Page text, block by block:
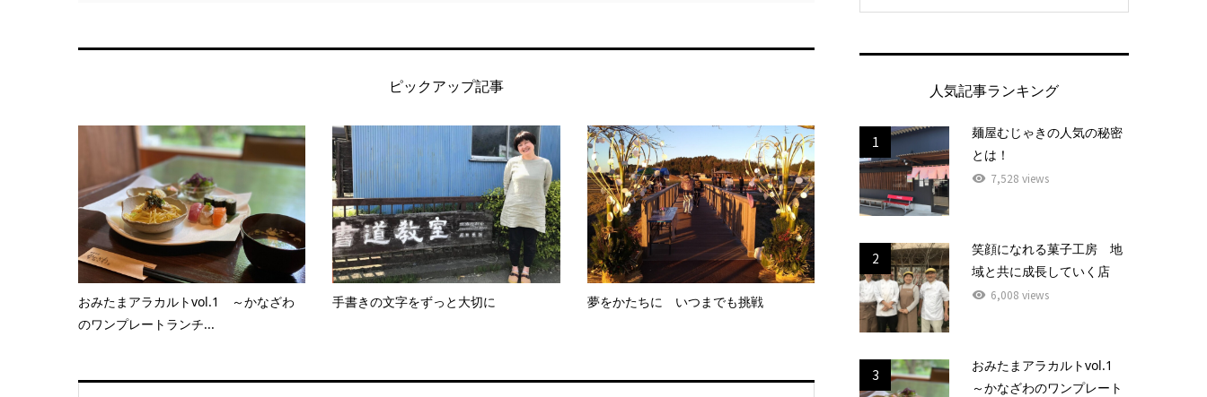
ピックアップ記事
おみたまアラカルトvol.1 ～かなざわ
のワンプレートランチ...
手書きの文字をずっと大切に 夢をかたちに いつまでも挑戦
人気記事ランキング
1
麺屋むじゃきの人気の秘密
とは！
7,528 views
2
笑顔になれる菓子工房 地
域と共に成長していく店
6,008 views
3
おみたまアラカルトvol.1
～かなざわのワンプレート